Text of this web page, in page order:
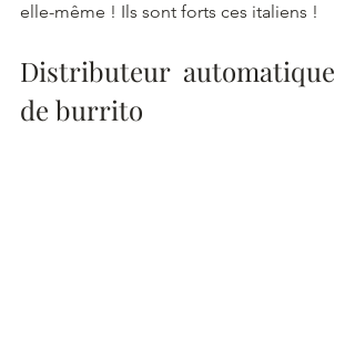
elle-même ! Ils sont forts ces italiens !
Distributeur automatique
de burrito